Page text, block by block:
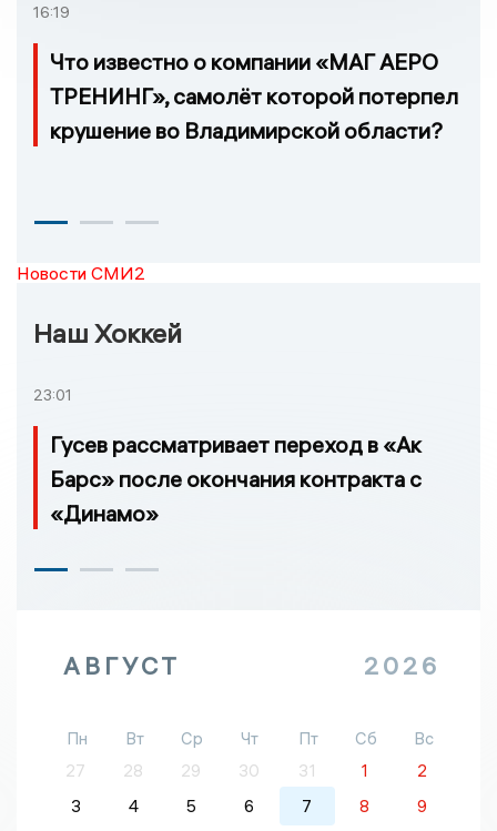
16:19
Что известно о компании «МАГ АЕРО
ТРЕНИНГ», самолёт которой потерпел
крушение во Владимирской области?
Новости СМИ2
Наш Хоккей
23:01
Гусев рассматривает переход в «Ак
Барс» после окончания контракта с
«Динамо»
АВГУСТ 2026
Пн Вт Ср Чт Пт Сб
Вс
27
28 29 30 31 1
2
3
4 5 6 7 8 9